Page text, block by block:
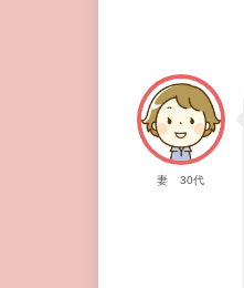
妻 30代